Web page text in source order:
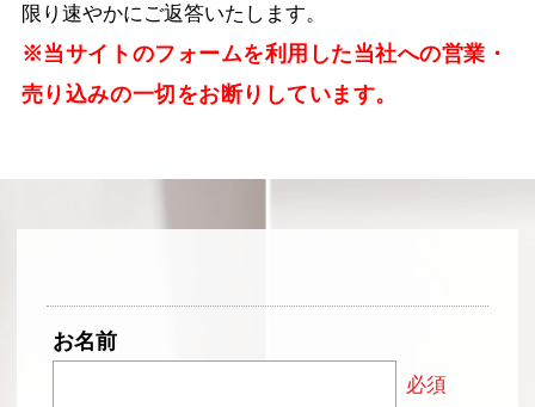
限り速やかにご返答いたします。
※当サイトのフォームを利用した当社への営業・
売り込みの一切をお断りしています。
お名前
必須